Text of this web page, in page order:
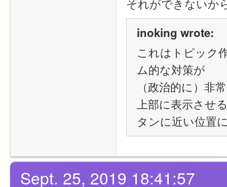
inoking wrote:
これはトピック
ム的な対策が
（政治的に）非
上部に表示させ
タンに近い位置
Sept. 25, 2019 18:41:57